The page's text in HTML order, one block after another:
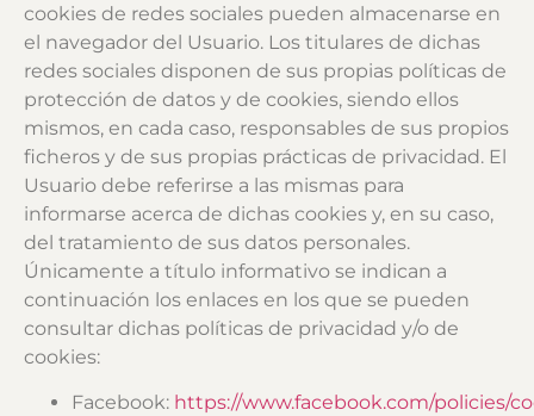
cookies de redes sociales pueden almacenarse en
el navegador del Usuario. Los titulares de dichas
redes sociales disponen de sus propias políticas de
protección de datos y de cookies, siendo ellos
mismos, en cada caso, responsables de sus propios
ficheros y de sus propias prácticas de privacidad. El
Usuario debe referirse a las mismas para
informarse acerca de dichas cookies y, en su caso,
del tratamiento de sus datos personales.
Únicamente a título informativo se indican a
continuación los enlaces en los que se pueden
consultar dichas políticas de privacidad y/o de
cookies:
Facebook: https://www.facebook.com/policies/